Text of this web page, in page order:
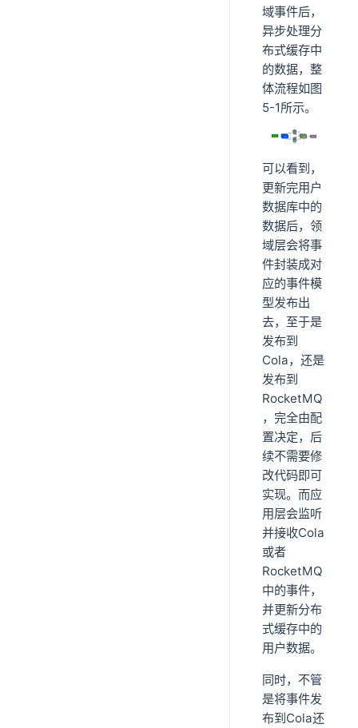
域事件后，
异步处理分
布式缓存中
的数据，整
体流程如图
5-1所示。
可以看到，
更新完用户
数据库中的
数据后，领
域层会将事
件封装成对
应的事件模
型发布出
去，至于是
发布到
Cola，还是
发布到
RocketMQ
，完全由配
置决定，后
续不需要修
改代码即可
实现。而应
用层会监听
并接收Cola
或者
RocketMQ
中的事件，
并更新分布
式缓存中的
用户数据。
同时，不管
是将事件发
布到Cola还